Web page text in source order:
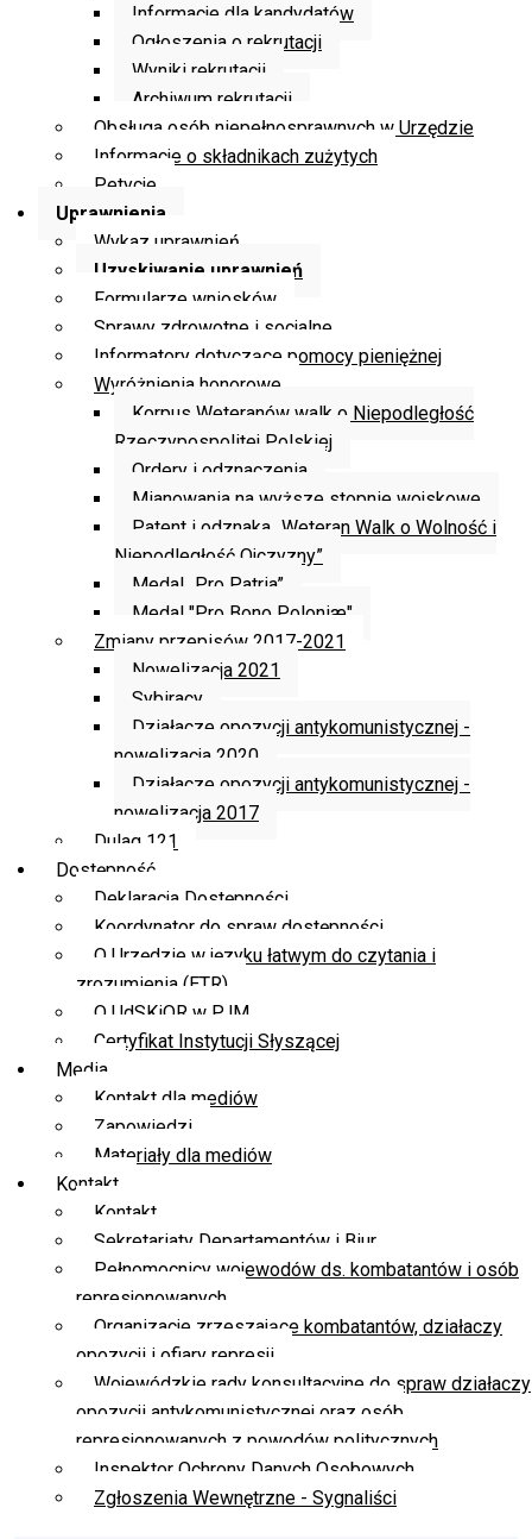
Informacje dla kandydatów
Ogłoszenia o rekrutacji
Wyniki rekrutacji
Archiwum rekrutacji
Obsługa osób niepełnosprawnych w Urzędzie
Informacje o składnikach zużytych
Petycje
Uprawnienia
Wykaz uprawnień
Uzyskiwanie uprawnień
Formularze wniosków
Sprawy zdrowotne i socjalne
Informatory dotyczące pomocy pieniężnej
Wyróżnienia honorowe
Korpus Weteranów walk o Niepodległość
Rzeczypospolitej Polskiej
Ordery i odznaczenia
Mianowania na wyższe stopnie wojskowe
Patent i odznaka „Weteran Walk o Wolność i
Niepodległość Ojczyzny”
Medal „Pro Patria”
Medal "Pro Bono Poloniæ"
Zmiany przepisów 2017-2021
Nowelizacja 2021
Sybiracy
Działacze opozycji antykomunistycznej -
nowelizacja 2020
Działacze opozycji antykomunistycznej -
nowelizacja 2017
Dulag 121
Dostępność
Deklaracja Dostępności
Koordynator do spraw dostępności
O Urzędzie w języku łatwym do czytania i
zrozumienia (ETR)
O UdSKiOR w PJM
Certyfikat Instytucji Słyszącej
Media
Kontakt dla mediów
Zapowiedzi
Materiały dla mediów
Kontakt
Kontakt
Sekretariaty Departamentów i Biur
Pełnomocnicy wojewodów ds. kombatantów i osób
represjonowanych
Organizacje zrzeszające kombatantów, działaczy
opozycji i ofiary represji
Wojewódzkie rady konsultacyjne do spraw działaczy
opozycji antykomunistycznej oraz osób
represjonowanych z powodów politycznych
Inspektor Ochrony Danych Osobowych
Zgłoszenia Wewnętrzne - Sygnaliści